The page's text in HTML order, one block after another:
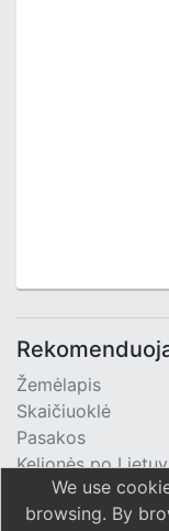
Žemėlapis
Skaičiuoklė
Pasakos
Kelionės po
TV Programa
We use
browsing. By